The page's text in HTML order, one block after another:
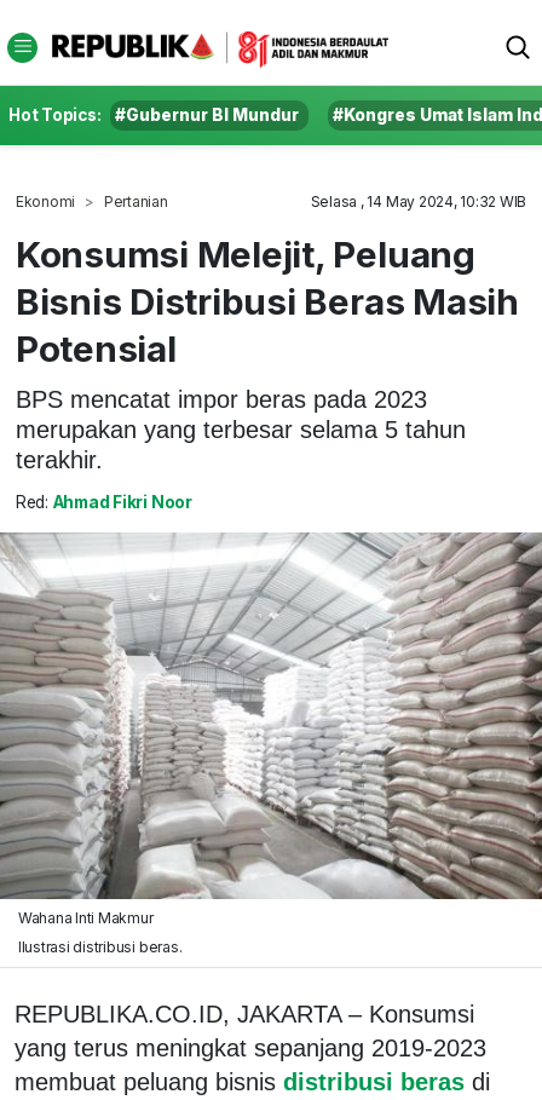
Hot Topics: #Gubernur BI Mundur #Kongres Umat Islam
Ekonomi Pertanian Selasa , 14 May 2024, 10:32 WIB
Konsumsi Melejit, Peluang
Bisnis Distribusi Beras Masih
Potensial
BPS mencatat impor beras pada 2023
merupakan yang terbesar selama 5 tahun
terakhir.
Red: Ahmad Fikri Noor
Wahana Inti Makmur
Ilustrasi distribusi beras.
REPUBLIKA.CO.ID, JAKARTA – Konsumsi
yang terus meningkat sepanjang 2019-2023
membuat peluang bisnis distribusi beras di